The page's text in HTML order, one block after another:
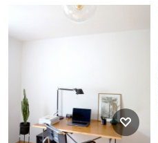
Modernes Arbeitszimmer mit
hellem Holzboden, Einbau-
Schreibtisch und beigem